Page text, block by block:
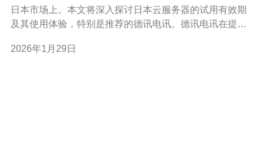
日本市场上。本文将深入探讨日本云服务器的试用有效期
及其使用体验，特别是推荐的德讯电讯。德讯电讯在提供
求。 日本云服务器的试用有效期 许多云服务提供商都意识
2026年1月29日